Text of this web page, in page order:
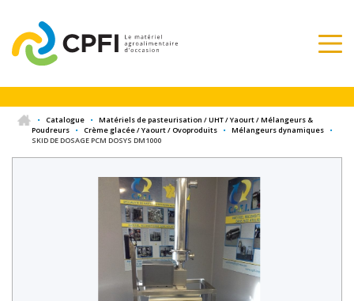
• Catalogue •
Matériels de pasteurisation / UHT / Yaourt / Mélangeurs &
Poudreurs
• Crème glacée / Yaourt / Ovoproduits • Mélangeurs dynamiques
•
SKID DE DOSAGE PCM DOSYS DM1000